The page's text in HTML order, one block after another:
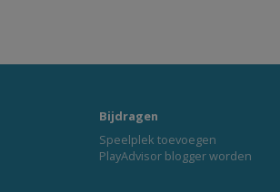
Bijdragen
Speelplek toevoegen
PlayAdvisor blogger worden